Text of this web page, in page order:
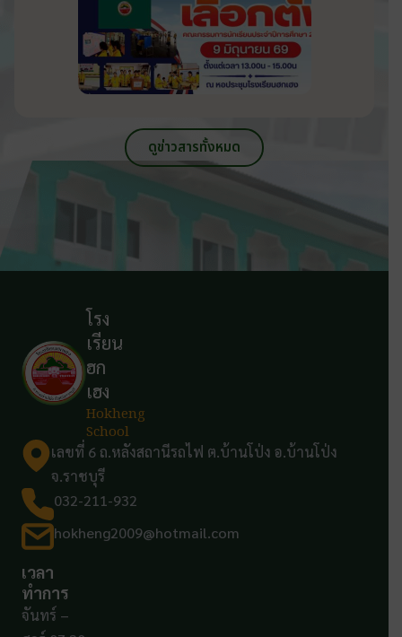
ดูข่าวสารทั้งหมด
โรง
เรียน
ฮก
เฮง
Hokheng
School
เลขที่ 6 ถ.หลังสถานีรถไฟ ต.บ้านโป่ง อ.บ้านโป่ง
จ.ราชบุรี
032-211-932
hokheng2009@hotmail.com
เวลา
ทำการ
จันทร์ –